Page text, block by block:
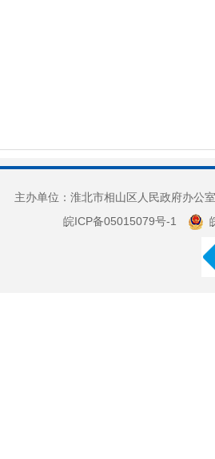
主办单位：淮北市相山区人民政府办
皖ICP备05015079号-1